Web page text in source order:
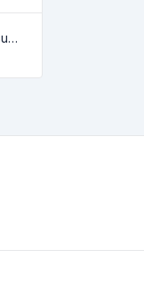
Что такое Lorem Ipsum?